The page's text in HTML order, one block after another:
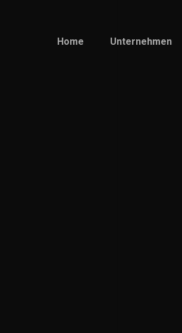
Home Unternehmen